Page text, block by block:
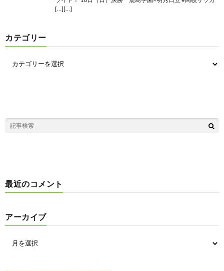
[…][…]
カテゴリー
最近のコメント
アーカイブ